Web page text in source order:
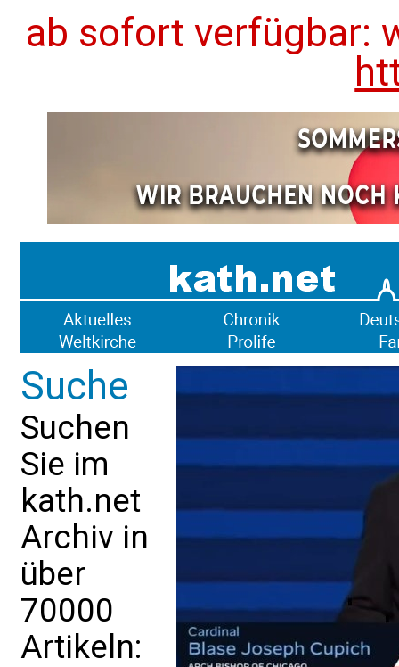
ab sofort verfügbar:
Suche
Suchen
Sie im
kath.net
Archiv in
über
70000
Artikeln: